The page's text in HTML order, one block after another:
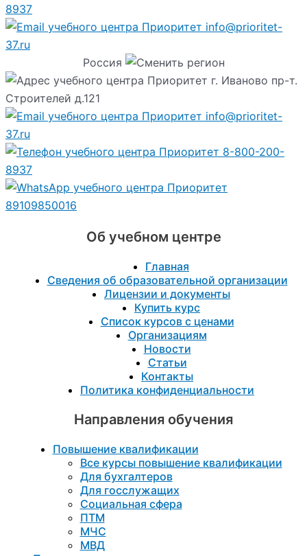
8937
info@prioritet-
37.ru
Россия
г. Иваново пр-т.
Строителей д.121
info@prioritet-
37.ru
8-800-200-
8937
89109850016
Об учебном центре
Главная
Сведения об образовательной организации
Лицензии и документы
Купить курс
Список курсов с ценами
Организациям
Новости
Статьи
Контакты
Политика конфиденциальности
Направления обучения
Повышение квалификации
Все курсы повышение квалификации
Для бухгалтеров
Для госслужащих
Социальная сфера
ПТМ
МЧС
МВД